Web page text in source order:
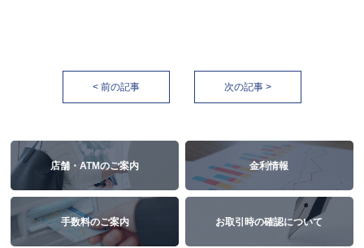
< 前の記事 次の記事 >
店舗・ATMのご案内 金利情報
手数料のご案内 お取引時の確認について